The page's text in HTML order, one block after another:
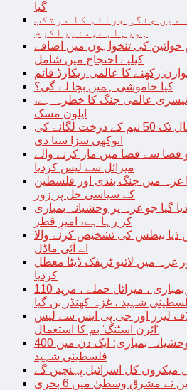
گیا
میں جنگی جرائم کا مرتکب
ہورہاہے،منیراکرم
خواتین کی تنخواہوں میں اضافے
کیلیے احتجاج میں شامل
کیا خاموشی ہمیں بچا لے گی؟
تیسری عالمی جنگ کا خطرہ ہے،
ایلون مسک
عدالت نے مجرم کوایک سال تک 50 نیم کے درخت لگانے کی
انوکھی سزا سنا دی
فضا سے فضا میں مار کرنے والے
میزائل سے لیس کردیا
غزہ میں جنگ بندی اور فلسطین
کے سیاسی حل پر زور
گیا جو غزہ پر وحشیانہ بمباری
کر رہا ہے، امیرِ قطر
سیکنڈ میں ذیا بیطس کی تشخیص کرنے والا
اے آئی ماڈل
غزہ میں لائیو ٹریفک ڈیٹا معطل
کردیا
اسرائیل کی رات بھر بمباری ، میزائل حملے ، مزید 110
شہید ، غزہ کھنڈر بن گیا
لیزر اور جی پی ایس سے لیس
‘آئرن اسٹنگ’ بم کا استعمال
غزہ پر اسرائیل کی وحشیانہ بمباری؛ ایک دن میں 400
فلسطینی شہید
میکرون کل اسرائیل پہنچیں گے
اسرائیل حماس کشیدگی چین نے مشرق وسطیٰ میں 6 بحری